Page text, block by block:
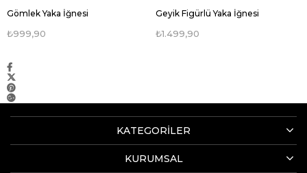
Gömlek Yaka İğnesi
₺999,90
Geyik Figürlü Yaka İğnesi
₺1.499,90
KATEGORİLER
KURUMSAL